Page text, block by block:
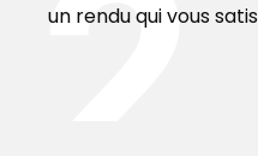
un rendu qui vous